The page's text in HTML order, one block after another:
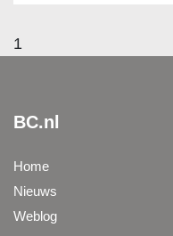
1
BC.nl
Home
Nieuws
Weblog